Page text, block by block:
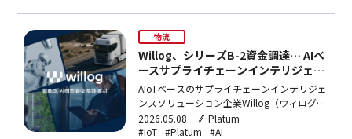
物流
Willog、シリーズB-2資金調達… AIベ
ースサプライチェーンインテリジェン
スの高度化
AIoTベースのサプライチェーンインテリジェ
ンスソリューション企業Willog（ウィログ）
がシリーズB-2資金調達を行った。金額は非
公開だ。Willogは、自社開発のIoTセンサー
2026.05.08
Platum
#IoT #Platum #AI